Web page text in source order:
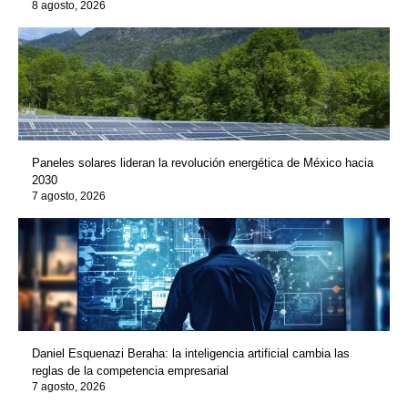
8 agosto, 2026
Paneles solares lideran la revolución energética de México hacia
2030
7 agosto, 2026
Daniel Esquenazi Beraha: la inteligencia artificial cambia las
reglas de la competencia empresarial
7 agosto, 2026